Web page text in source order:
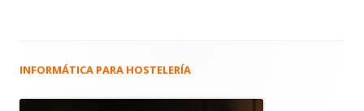
Barra
INFORMÁTICA PARA HOSTELERÍA